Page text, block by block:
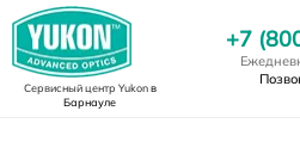
Сервисный центр Yukonв
Барнауле
+7